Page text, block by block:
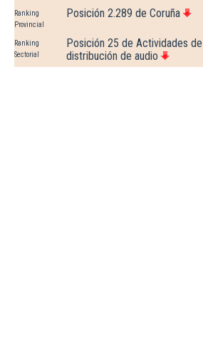
Ranking
Provincial
Posición 2.289 de Coruña
Ranking
Sectorial
Posición 25 de Actividades
distribución de audio